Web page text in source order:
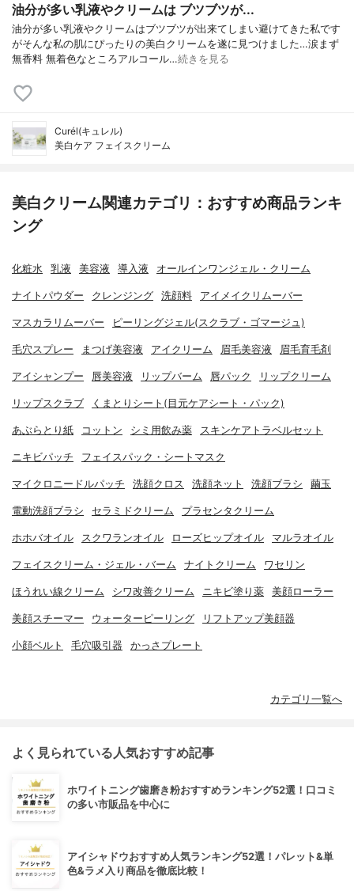
油分が多い乳液やクリームは ブツブツが...
油分が多い乳液やクリームはブツブツが出来てしまい避けてきた私です
がそんな私の肌にぴったりの美白クリームを遂に見つけました…涙まず
無香料 無着色なところアルコール…続きを見る
Curél(キュレル)
美白ケア フェイスクリーム
美白クリーム関連カテゴリ：おすすめ商品ランキ
ング
化粧水 乳液 美容液 導入液 オールインワンジェル・クリーム
ナイトパウダー クレンジング 洗顔料 アイメイクリムーバー
マスカラリムーバー ピーリングジェル(スクラブ・ゴマージュ)
毛穴スプレー まつげ美容液 アイクリーム 眉毛美容液 眉毛育毛剤
アイシャンプー 唇美容液 リップバーム 唇パック リップクリーム
リップスクラブ くまとりシート(目元ケアシート・パック)
あぶらとり紙 コットン シミ用飲み薬 スキンケアトラベルセット
ニキビパッチ フェイスパック・シートマスク
マイクロニードルパッチ 洗顔クロス 洗顔ネット 洗顔ブラシ 繭玉
電動洗顔ブラシ セラミドクリーム プラセンタクリーム
ホホバオイル スクワランオイル ローズヒップオイル マルラオイル
フェイスクリーム・ジェル・バーム ナイトクリーム ワセリン
ほうれい線クリーム シワ改善クリーム ニキビ塗り薬 美顔ローラー
美顔スチーマー ウォーターピーリング リフトアップ美顔器
小顔ベルト 毛穴吸引器 かっさプレート
カテゴリ一覧へ
よく見られている人気おすすめ記事
ホワイトニング歯磨き粉おすすめランキング52選！口コミ
の多い市販品を中心に
アイシャドウおすすめ人気ランキング52選！パレット&単
色&ラメ入り商品を徹底比較！